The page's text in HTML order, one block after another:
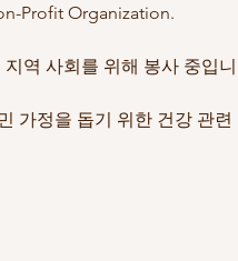
Profit Organization.
역 사회를 위해 봉사 중입
가정을 돕기 위한 건강 관련